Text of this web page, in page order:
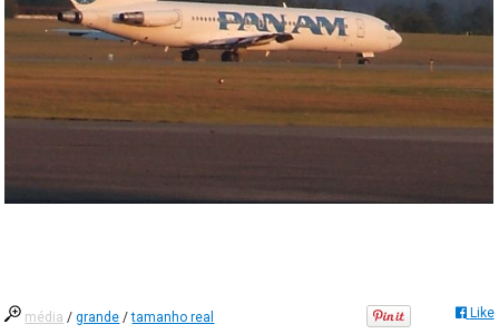
média /grande /tamanho real Like